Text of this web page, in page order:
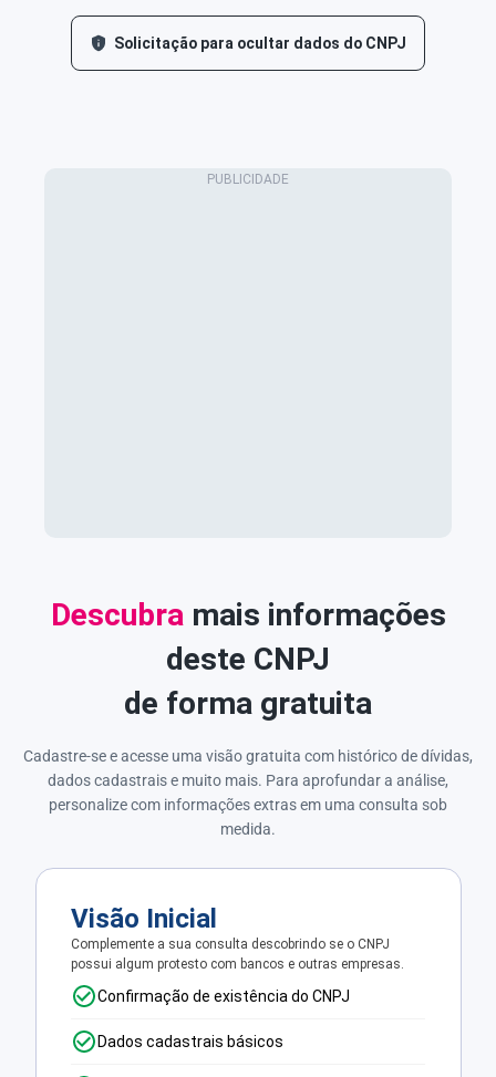
Solicitação para ocultar dados do CNPJ
Descubra mais informações
deste CNPJ
de forma gratuita
Cadastre-se e acesse uma visão gratuita com histórico de dívidas,
dados cadastrais e muito mais. Para aprofundar a análise,
personalize com informações extras em uma consulta sob
medida.
Visão Inicial
Complemente a sua consulta descobrindo se o CNPJ
possui algum protesto com bancos e outras empresas.
Confirmação de existência do CNPJ
Dados cadastrais básicos